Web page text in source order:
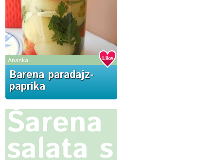
Ananka
Barena paradajz-
paprika
Šarena
salata s